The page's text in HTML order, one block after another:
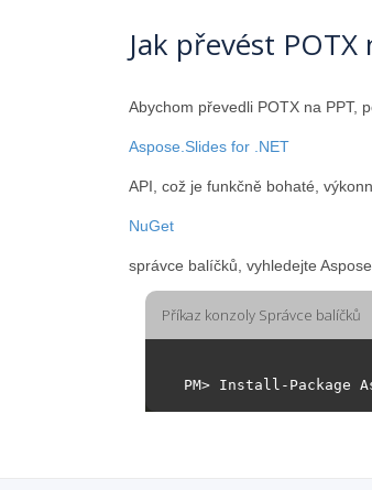
Jak převést
Abychom převedli POTX na PPT,
Aspose.Slides for .NET
API, což je funkčně bohaté,
NuGet
správce balíčků, vyhledejte
Příkaz konzoly Správce balíčků